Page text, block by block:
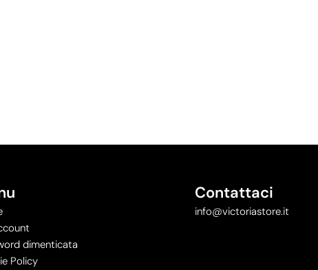
dimenticata
Policy
Contattaci
info@victoriastore.it